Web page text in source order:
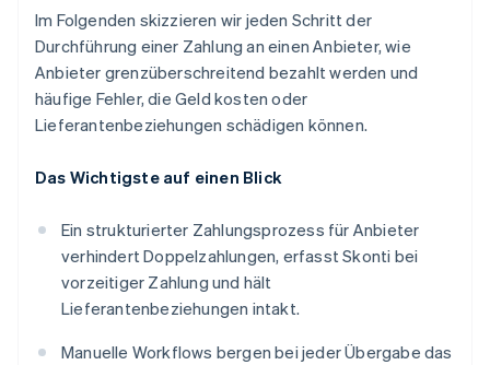
Im Folgenden skizzieren wir jeden Schritt der
Durchführung einer Zahlung an einen Anbieter, wie
Anbieter grenzüberschreitend bezahlt werden und
häufige Fehler, die Geld kosten oder
Lieferantenbeziehungen schädigen können.
Das Wichtigste auf einen Blick
Ein strukturierter Zahlungsprozess für Anbieter
verhindert Doppelzahlungen, erfasst Skonti bei
vorzeitiger Zahlung und hält
Lieferantenbeziehungen intakt.
Manuelle Workflows bergen bei jeder Übergabe das